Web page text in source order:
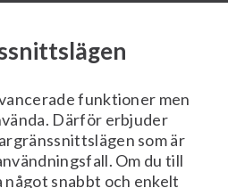
funktioner men
Därför erbjuder
som är
Om du till
något snabbt och enkelt